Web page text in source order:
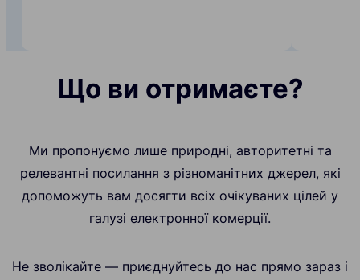
Що ви отримаєте?
Ми пропонуємо лише природні, авторитетні та
релевантні посилання з різноманітних джерел, які
допоможуть вам досягти всіх очікуваних цілей у
галузі електронної комерції.
Не зволікайте — приєднуйтесь до нас прямо зараз і